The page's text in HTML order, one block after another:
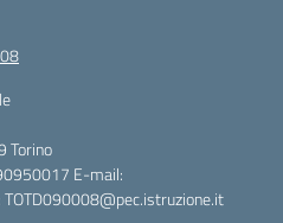
Torino
E-mail: